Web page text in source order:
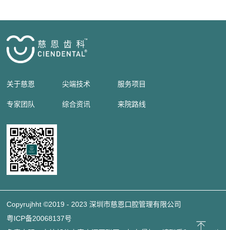
关于慈恩 尖端技术 服务项目
专家团队 综合资讯 来院路线
Copyrujhht ©2019 - 2023 深圳市慈恩口腔管理有限公司
粤ICP备20068137号